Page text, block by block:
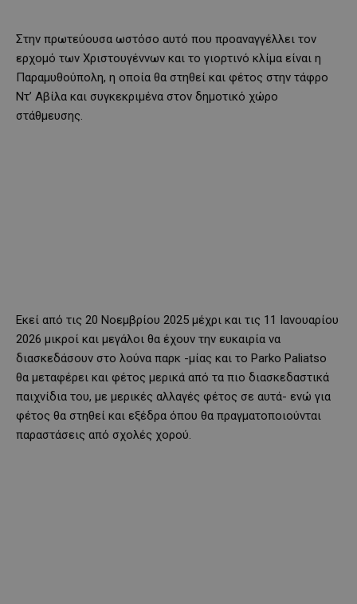
Στην πρωτεύουσα ωστόσο αυτό που προαναγγέλλει τον
ερχομό των Χριστουγέννων και το γιορτινό κλίμα είναι η
Παραμυθούπολη, η οποία θα στηθεί και φέτος στην τάφρο
Ντ’ Αβίλα και συγκεκριμένα στον δημοτικό χώρο
στάθμευσης.
Εκεί από τις 20 Νοεμβρίου 2025 μέχρι και τις 11 Ιανουαρίου
2026 μικροί και μεγάλοι θα έχουν την ευκαιρία να
διασκεδάσουν στο λούνα παρκ -μίας και το Parko Paliatso
θα μεταφέρει και φέτος μερικά από τα πιο διασκεδαστικά
παιχνίδια του, με μερικές αλλαγές φέτος σε αυτά- ενώ για
φέτος θα στηθεί και εξέδρα όπου θα πραγματοποιούνται
παραστάσεις από σχολές χορού.